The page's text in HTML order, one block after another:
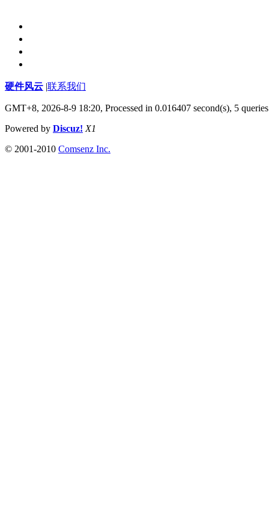
硬件风云 联系我们
GMT+8, 2026-8-9 18:20, Processed in 0.016407 second(s), 5 queries
Powered by Discuz! X1
© 2001-2010 Comsenz Inc.